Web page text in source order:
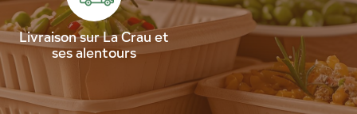
Livraison sur La Crau et
ses alentours